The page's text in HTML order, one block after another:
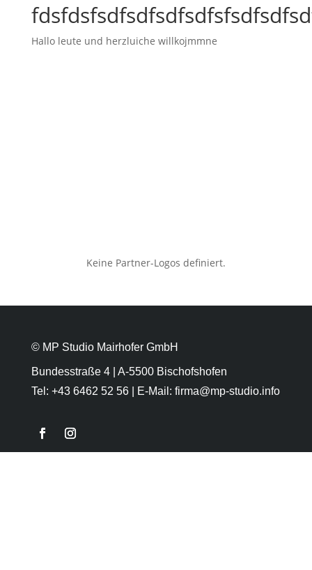
Hallo leute und herzluiche willkojmmne
Keine Partner-Logos definiert.
© MP Studio Mairhofer GmbH
Bundesstraße 4 | A-5500 Bischofshofen
Tel: +43 6462 52 56| E-Mail: firma@mp-studio.info